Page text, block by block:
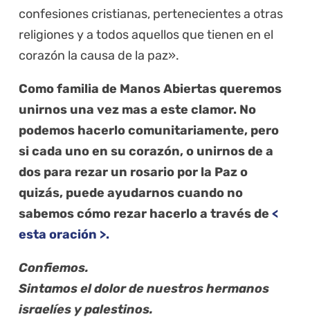
confesiones cristianas, pertenecientes a otras
religiones y a todos aquellos que tienen en el
corazón la causa de la paz».
Como familia de Manos Abiertas queremos
unirnos una vez mas a este clamor. No
podemos hacerlo comunitariamente, pero
si cada uno en su corazón, o unirnos de a
dos para rezar un rosario por la Paz o
quizás, puede ayudarnos cuando no
sabemos cómo rezar hacerlo a través de <
esta oración >.
Confiemos.
Sintamos el dolor de nuestros hermanos
israelíes y palestinos.